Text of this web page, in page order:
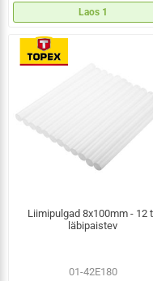
Laos 1
Liimipulgad 8x100mm - 12
läbipaistev
01-42E180